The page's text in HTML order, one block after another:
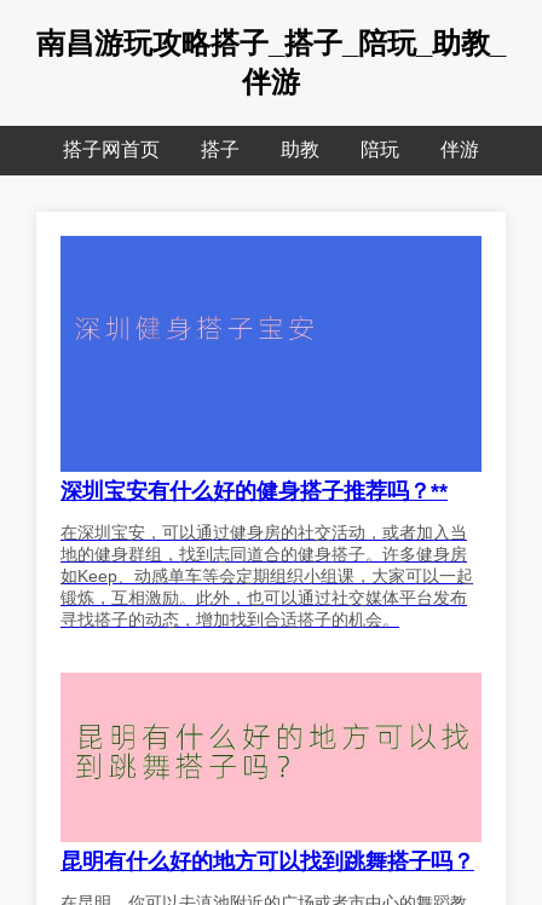
南昌游玩攻略搭子_搭子_陪玩_助教_
伴游
搭子网首页 搭子 助教 陪玩 伴游
深圳宝安有什么好的健身搭子推荐吗？**
在深圳宝安，可以通过健身房的社交活动，或者加入当
地的健身群组，找到志同道合的健身搭子。许多健身房
如Keep、动感单车等会定期组织小组课，大家可以一起
锻炼，互相激励。此外，也可以通过社交媒体平台发布
寻找搭子的动态，增加找到合适搭子的机会。
昆明有什么好的地方可以找到跳舞搭子吗？